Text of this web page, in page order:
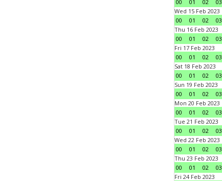
00
01 02 03
Wed 15 Feb 2023
00
01 02 03
Thu 16 Feb 2023
00
01 02 03
Fri 17 Feb 2023
00
01 02 03
Sat 18 Feb 2023
00
01 02 03
Sun 19 Feb 2023
00
01 02 03
Mon 20 Feb 2023
00
01 02 03
Tue 21 Feb 2023
00
01 02 03
Wed 22 Feb 2023
00
01 02 03
Thu 23 Feb 2023
00
01 02 03
Fri 24 Feb 2023